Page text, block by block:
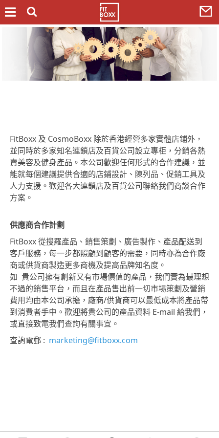
FitBoxx 及 CosmoBoxx 除於香港經營多家實體店鋪外，
並同時於多家知名連鎖店及百貨公司設立專柜，分銷各熱
賣美容及健身產品。本公司歡迎任何形式的合作建議，並
能就每個建議提供合適的店鋪設計、陳列品、促銷工具及
人力支援。歡迎各大連鎖店及百貨公司聯絡我們商談合作
方案。
供應商合作計劃
FitBoxx 從搜羅產品、銷售策劃、廣告製作、產品配送到
客戶服務，每一步都照顧到顧客的需要，同時亦為合作廠
商或供貨商製造更多商機及提高品牌知名度。
如 貴公司擁有創新又有市場價值的產品，我們實為最理想
不過的銷售平台，而且在產品售出前一切市場策劃及營銷
費用均由本公司承擔，廠商/供貨商可以最低成本將產品帶
到消費者手中。歡迎將貴公司的產品資料 E-mail 給我們，
或直接致電我們查詢有關事宜。
查詢電郵 : marketing@fitboxx.com